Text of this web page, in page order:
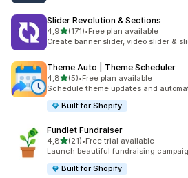
Slider Revolution & Sections
4,9z 5 hvězd
(171)
Celkový počet recenzí: 171
•Free plan available
Create banner slider, video slider &
Theme Auto | Theme Scheduler
4,8z 5 hvězd
(5)
Celkový počet recenzí: 5
•Free plan available
Schedule theme updates and
Built for Shopify
Fundlet Fundraiser
4,8z 5 hvězd
(21)
Celkový počet recenzí: 21
•Free trial available
Launch beautiful fundraising
Built for Shopify